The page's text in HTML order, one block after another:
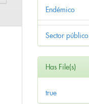
Endémico
Sector público
Has File(s)
true